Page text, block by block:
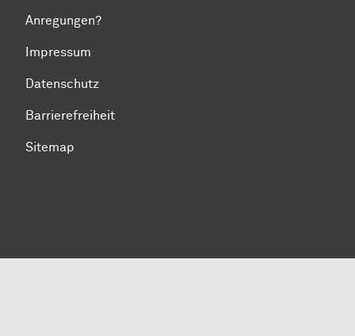
Anregungen?
Impressum
Datenschutz
Barrierefreiheit
Sitemap